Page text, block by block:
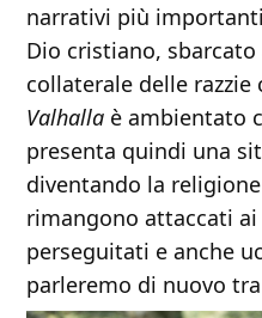
narrativi più
Dio cristiano,
collaterale delle
Valhalla è ambientato
presenta quindi una
diventando la
rimangono attaccati ai
perseguitati e anche
parleremo di nuovo